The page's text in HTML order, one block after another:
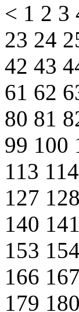
< 1 2 3
23 24
42 43
61 62
80 81
99 100
113 114
127 128
140 141
153 154
166 167
179 180